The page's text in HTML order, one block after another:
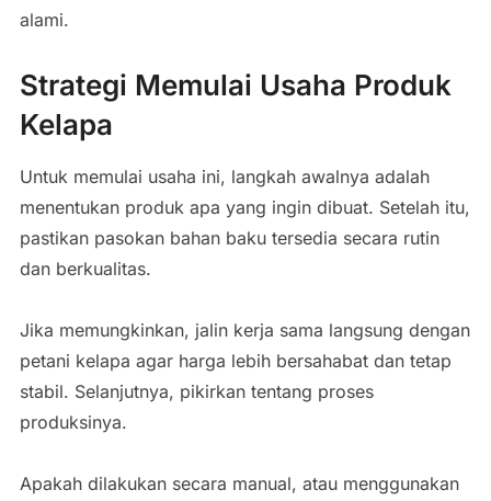
alami.
Strategi Memulai Usaha Produk
Kelapa
Untuk memulai usaha ini, langkah awalnya adalah
menentukan produk apa yang ingin dibuat. Setelah itu,
pastikan pasokan bahan baku tersedia secara rutin
dan berkualitas.
Jika memungkinkan, jalin kerja sama langsung dengan
petani kelapa agar harga lebih bersahabat dan tetap
stabil. Selanjutnya, pikirkan tentang proses
produksinya.
Apakah dilakukan secara manual, atau menggunakan